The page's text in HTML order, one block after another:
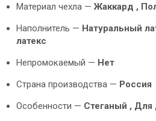
Материал чехла — Жаккард ,
Наполнитель — Натуральный
латекс
Непромокаемый — Нет
Страна производства — Россия
Особенности — Стеганый , Для